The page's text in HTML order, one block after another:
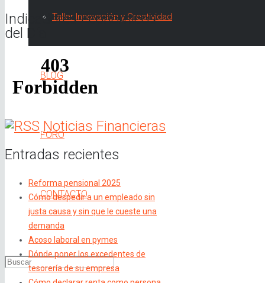
Taller Innovación y Creatividad
BLOG
FORO
CONTACTO
Indicadores Económicos
del Día
Noticias Financieras
Entradas recientes
Reforma pensional 2025
Cómo despedir a un empleado sin
justa causa y sin que le cueste una
demanda
Acoso laboral en pymes
Dónde poner los excedentes de
tesorería de su empresa